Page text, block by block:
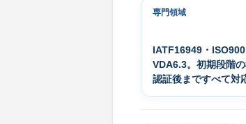
専門領域
IATF16949・
VDA6.3。初期段階
認証後まですべて対